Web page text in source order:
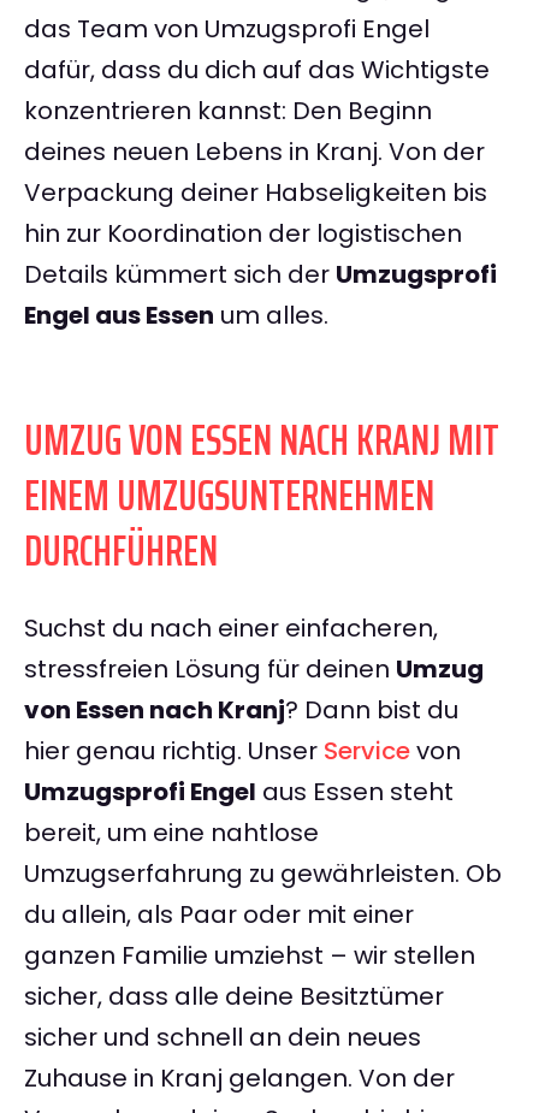
das Team von Umzugsprofi Engel
dafür, dass du dich auf das Wichtigste
konzentrieren kannst: Den Beginn
deines neuen Lebens in Kranj. Von der
Verpackung deiner Habseligkeiten bis
hin zur Koordination der logistischen
Details kümmert sich der Umzugsprofi
Engel aus Essen um alles.
UMZUG VON ESSEN NACH KRANJ MIT
EINEM UMZUGSUNTERNEHMEN
DURCHFÜHREN
Suchst du nach einer einfacheren,
stressfreien Lösung für deinen Umzug
von Essen nach Kranj? Dann bist du
hier genau richtig. Unser Servicevon
Umzugsprofi Engel aus Essen steht
bereit, um eine nahtlose
Umzugserfahrung zu gewährleisten. Ob
du allein, als Paar oder mit einer
ganzen Familie umziehst – wir stellen
sicher, dass alle deine Besitztümer
sicher und schnell an dein neues
Zuhause in Kranj gelangen. Von der